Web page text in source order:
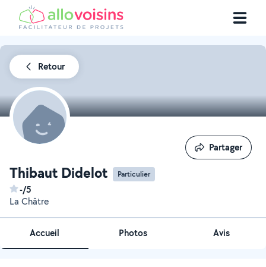
Retour
Thibaut Didelot Particulier
-/5
La Châtre
Partager
Partager
Accueil Photos Avis